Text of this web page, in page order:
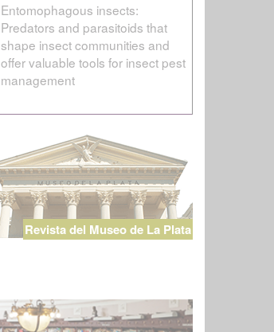
Entomophagous insects:
Predators and parasitoids that
shape insect communities and
offer valuable tools for insect pest
management
Revista del Museo de La Plata